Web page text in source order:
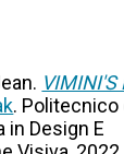
VIMINI'S
. Politecnico
in Design E